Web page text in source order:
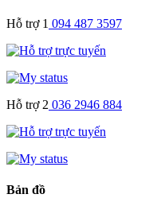
Hỗ trợ 1 094 487 3597
Hỗ trợ 2 036 2946 884
Bản đồ